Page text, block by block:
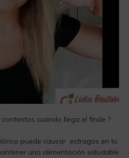
cuando llega el finde ?
puede causar estragos en tu
una alimentación saludable